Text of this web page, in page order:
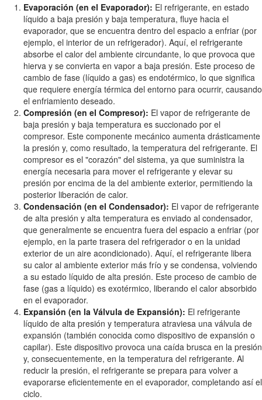
Evaporación (en el Evaporador): El refrigerante, en estado
líquido a baja presión y baja temperatura, fluye hacia el
evaporador, que se encuentra dentro del espacio a enfriar (por
ejemplo, el interior de un refrigerador). Aquí, el refrigerante
absorbe el calor del ambiente circundante, lo que provoca que
hierva y se convierta en vapor a baja presión. Este proceso de
cambio de fase (líquido a gas) es endotérmico, lo que significa
que requiere energía térmica del entorno para ocurrir, causando
el enfriamiento deseado.
Compresión (en el Compresor): El vapor de refrigerante de
baja presión y baja temperatura es succionado por el
compresor. Este componente mecánico aumenta drásticamente
la presión y, como resultado, la temperatura del refrigerante. El
compresor es el "corazón" del sistema, ya que suministra la
energía necesaria para mover el refrigerante y elevar su
presión por encima de la del ambiente exterior, permitiendo la
posterior liberación de calor.
Condensación (en el Condensador): El vapor de refrigerante
de alta presión y alta temperatura es enviado al condensador,
que generalmente se encuentra fuera del espacio a enfriar (por
ejemplo, en la parte trasera del refrigerador o en la unidad
exterior de un aire acondicionado). Aquí, el refrigerante libera
su calor al ambiente exterior más frío y se condensa, volviendo
a su estado líquido de alta presión. Este proceso de cambio de
fase (gas a líquido) es exotérmico, liberando el calor absorbido
en el evaporador.
Expansión (en la Válvula de Expansión): El refrigerante
líquido de alta presión y temperatura atraviesa una válvula de
expansión (también conocida como dispositivo de expansión o
capilar). Este dispositivo provoca una caída brusca en la presión
y, consecuentemente, en la temperatura del refrigerante. Al
reducir la presión, el refrigerante se prepara para volver a
evaporarse eficientemente en el evaporador, completando así el
ciclo.